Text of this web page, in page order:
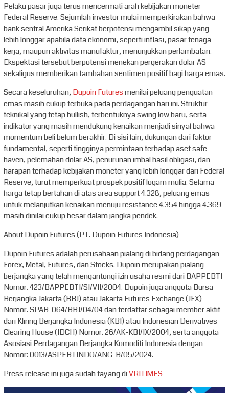
Pelaku pasar juga terus mencermati arah kebijakan moneter
Federal Reserve. Sejumlah investor mulai memperkirakan bahwa
bank sentral Amerika Serikat berpotensi mengambil sikap yang
lebih longgar apabila data ekonomi, seperti inflasi, pasar tenaga
kerja, maupun aktivitas manufaktur, menunjukkan perlambatan.
Ekspektasi tersebut berpotensi menekan pergerakan dolar AS
sekaligus memberikan tambahan sentimen positif bagi harga emas.
Secara keseluruhan, Dupoin Futuresmenilai peluang penguatan
emas masih cukup terbuka pada perdagangan hari ini. Struktur
teknikal yang tetap bullish, terbentuknya swing low baru, serta
indikator yang masih mendukung kenaikan menjadi sinyal bahwa
momentum beli belum berakhir. Di sisi lain, dukungan dari faktor
fundamental, seperti tingginya permintaan terhadap aset safe
haven, pelemahan dolar AS, penurunan imbal hasil obligasi, dan
harapan terhadap kebijakan moneter yang lebih longgar dari Federal
Reserve, turut memperkuat prospek positif logam mulia. Selama
harga tetap bertahan di atas area support 4.328, peluang emas
untuk melanjutkan kenaikan menuju resistance 4.354 hingga 4.369
masih dinilai cukup besar dalam jangka pendek.
About Dupoin Futures (PT. Dupoin Futures Indonesia)
Dupoin Futures adalah perusahaan pialang di bidang perdagangan
Forex, Metal, Futures, dan Stocks. Dupoin merupakan pialang
berjangka yang telah mengantongi izin usaha resmi dari BAPPEBTI
Nomor. 423/BAPPEBTI/SI/VII/2004. Dupoin juga anggota Bursa
Berjangka Jakarta (BBJ) atau Jakarta Futures Exchange (JFX)
Nomor. SPAB-064/BBJ/04/04 dan terdaftar sebagai member aktif
dari Kliring Berjangka Indonesia (KBI) atau Indonesian Derivatives
Clearing House (IDCH) Nomor. 26/AK-KBI/IX/2004, serta anggota
Asosiasi Perdagangan Berjangka Komoditi Indonesia dengan
Nomor: 0013/ASPEBTINDO/ANG-B/05/2024.
Press release ini juga sudah tayang diVRITIMES